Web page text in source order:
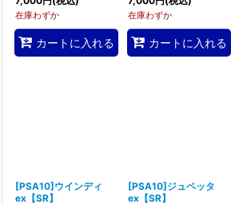
在庫わずか
カートに入れる
在庫わずか
カートに入れる
[PSA10]ウインディ
ex【SR】
[PSA10]ジュペッタ
ex【SR】